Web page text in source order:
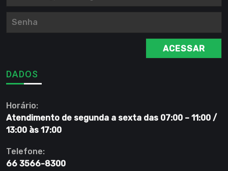
ACESSAR
DADOS
Horário:
Atendimento de segunda a sexta das 07:00 – 11:00 /
13:00 às 17:00
Telefone:
66 3566-8300